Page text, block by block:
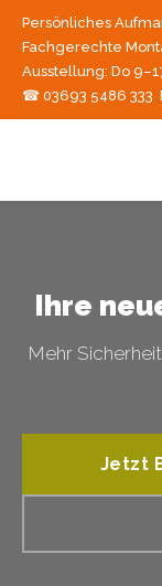
Persönliches
Fachgerechte
Ausstellung: Do
☎ 03693 5486 333
Ihre
Mehr
Jetzt